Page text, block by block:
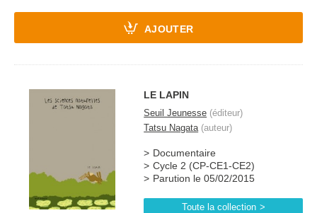
AJOUTER
LE LAPIN
Seuil Jeunesse (éditeur)
Tatsu Nagata(auteur)
Documentaire
Cycle 2 (CP-CE1-CE2)
Parution le 05/02/2015
Toute la collection